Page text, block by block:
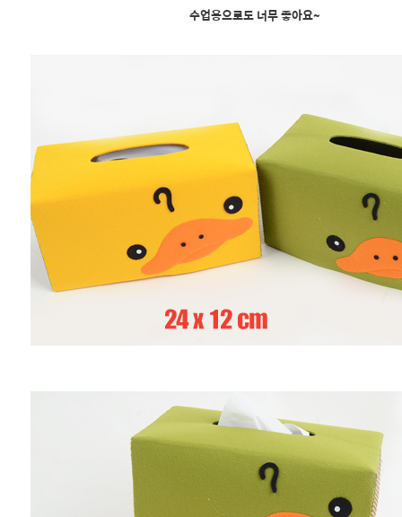
수업용으로도 너무 좋아요~